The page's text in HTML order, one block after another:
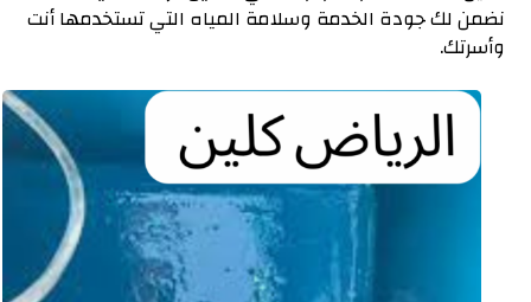
نضمن لك جودة الخدمة وسلامة المياه التي تستخدمها أنت
وأسرتك.